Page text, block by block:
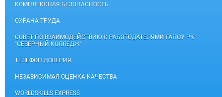
КОМПЛЕКСНАЯ БЕЗОПАСНОСТЬ
ОХРАНА ТРУДА
СОВЕТ ПО ВЗАИМОДЕЙСТВИЮ С РАБОТОДАТЕЛЯМИ ГАПОУ РК
"СЕВЕРНЫЙ КОЛЛЕДЖ"
ТЕЛЕФОН ДОВЕРИЯ
НЕЗАВИСИМАЯ ОЦЕНКА КАЧЕСТВА
WORLDSKILLS EXPRESS